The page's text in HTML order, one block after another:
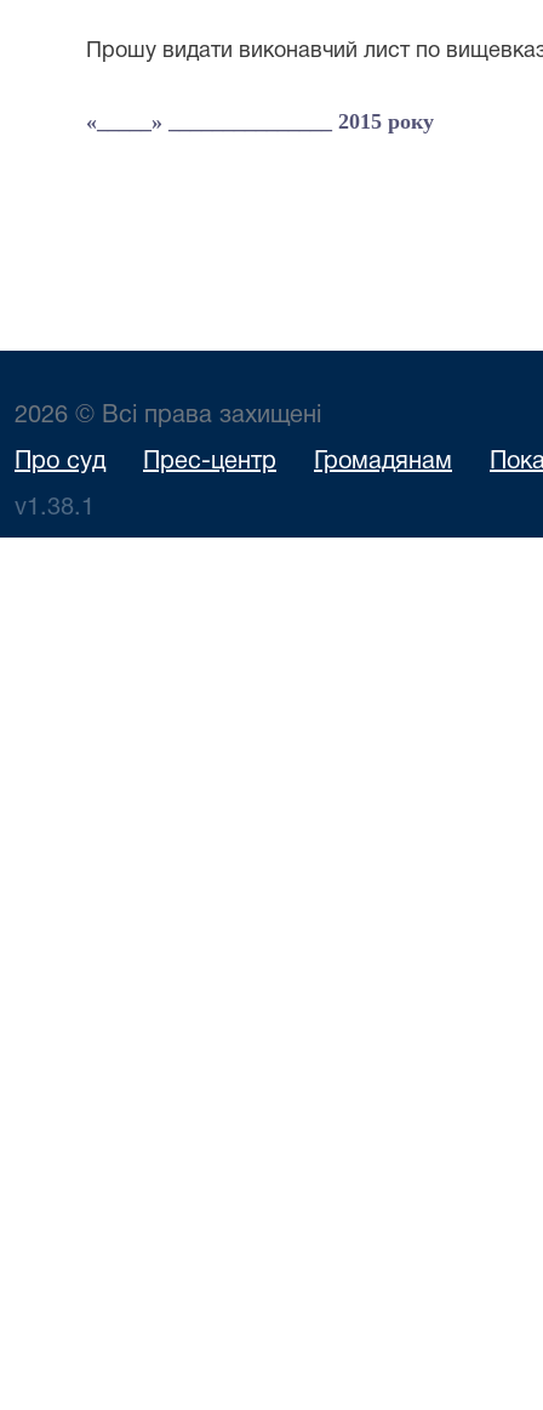
Прошу видати виконавчий лист по
«_____» _______________ 2015 року
2026 © Всі права захищені
Про суд Прес-центр Громадянам
v1.38.1